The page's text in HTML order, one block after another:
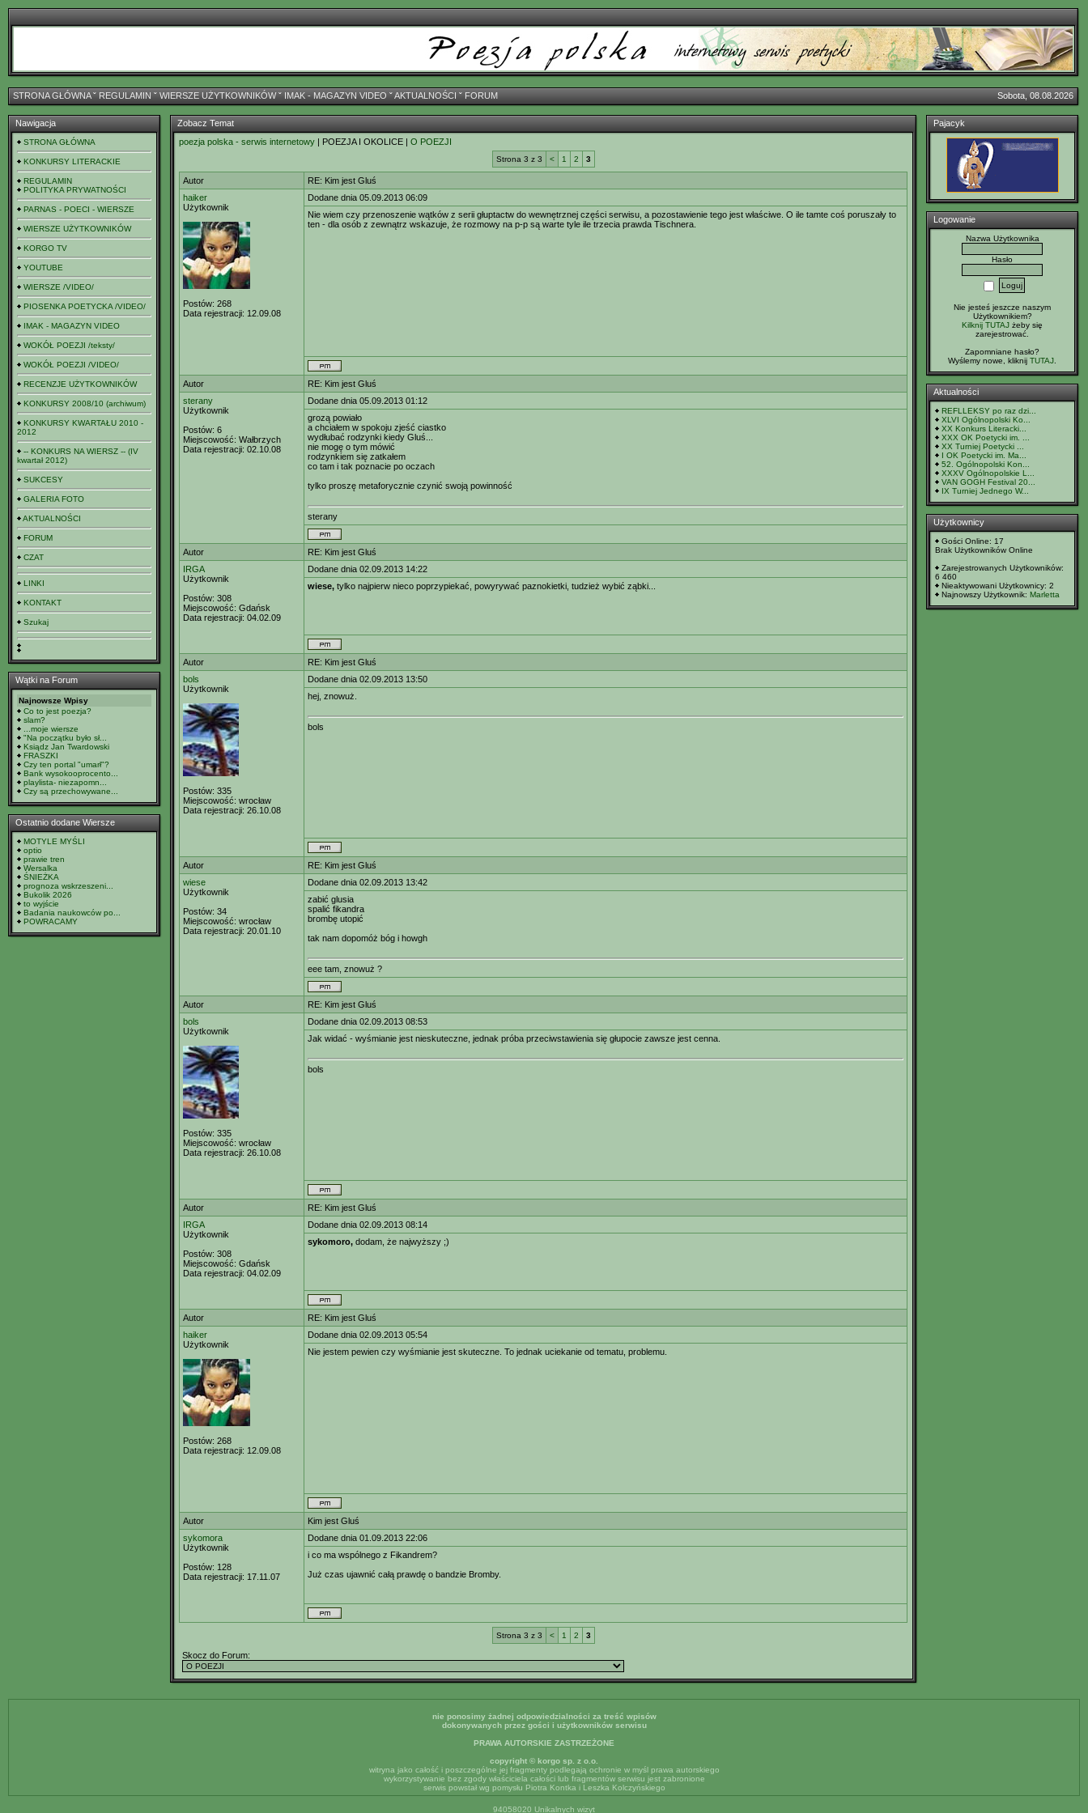
STRONA GŁÓWNAˇ REGULAMIN ˇ WIERSZE UŻYTKOWNIKÓWˇ IMAK - MAGAZYN VIDEO ˇAKTUALNOŚCI ˇ FORUM Sobota, 08.08.2026
Nawigacja
STRONA GŁÓWNA
KONKURSY LITERACKIE
REGULAMIN
POLITYKA PRYWATNOŚCI
PARNAS - POECI - WIERSZE
WIERSZE UŻYTKOWNIKÓW
KORGO TV
YOUTUBE
WIERSZE /VIDEO/
PIOSENKA POETYCKA /VIDEO/
IMAK - MAGAZYN VIDEO
WOKÓŁ POEZJI /teksty/
WOKÓŁ POEZJI /VIDEO/
RECENZJE UŻYTKOWNIKÓW
KONKURSY 2008/10 (archiwum)
KONKURSY KWARTAŁU 2010 -
2012
-- KONKURS NA WIERSZ -- (IV
kwartał 2012)
SUKCESY
GALERIA FOTO
AKTUALNOŚCI
FORUM
CZAT
LINKI
KONTAKT
Szukaj
Wątki na Forum
Najnowsze Wpisy
Co to jest poezja?
slam?
...moje wiersze
"Na początku było sł...
Ksiądz Jan Twardowski
FRASZKI
Czy ten portal "umarł"?
Bank wysokooprocento...
playlista- niezapomn...
Czy są przechowywane...
Ostatnio dodane Wiersze
MOTYLE MYŚLI
optio
prawie tren
Wersalka
ŚNIEŻKA
prognoza wskrzeszeni...
Bukolik 2026
to wyjście
Badania naukowców po...
POWRACAMY
Zobacz Temat
poezja polska - serwis internetowy | POEZJA I OKOLICE | O POEZJI
Strona 3 z 3 < 1 2 3
Autor
RE: Kim jest Gluś
haiker
Użytkownik
Postów: 268
Data rejestracji: 12.09.08
Dodane dnia 05.09.2013 06:09
Nie wiem czy przenoszenie wątków z serii głuptactw do wewnętrznej części serwisu, a pozostawienie tego jest właściwe. O ile tamte coś poruszały to
ten - dla osób z zewnątrz wskazuje, że rozmowy na p-p są warte tyle ile trzecia prawda Tischnera.
Autor
RE: Kim jest Gluś
sterany
Użytkownik
Postów: 6
Miejscowość: Wałbrzych
Data rejestracji: 02.10.08
Dodane dnia 05.09.2013 01:12
grozą powiało
a chciałem w spokoju zjeść ciastko
wydłubać rodzynki kiedy Gluś...
nie mogę o tym mówić
rodzynkiem się zatkałem
co tam i tak poznacie po oczach
tylko proszę metaforycznie czynić swoją powinność
sterany
Autor
RE: Kim jest Gluś
IRGA
Użytkownik
Postów: 308
Miejscowość: Gdańsk
Data rejestracji: 04.02.09
Dodane dnia 02.09.2013 14:22
wiese, tylko najpierw nieco poprzypiekać, powyrywać paznokietki, tudzież wybić ząbki...
Autor
RE: Kim jest Gluś
bols
Użytkownik
Postów: 335
Miejscowość: wrocław
Data rejestracji: 26.10.08
Dodane dnia 02.09.2013 13:50
hej, znowuż.
bols
Autor
RE: Kim jest Gluś
wiese
Użytkownik
Postów: 34
Miejscowość: wrocław
Data rejestracji: 20.01.10
Dodane dnia 02.09.2013 13:42
zabić glusia
spalić fikandra
brombę utopić
tak nam dopomóż bóg i howgh
eee tam, znowuż ?
Autor
RE: Kim jest Gluś
bols
Użytkownik
Postów: 335
Miejscowość: wrocław
Data rejestracji: 26.10.08
Dodane dnia 02.09.2013 08:53
Jak widać - wyśmianie jest nieskuteczne, jednak próba przeciwstawienia się głupocie zawsze jest cenna.
bols
Autor
RE: Kim jest Gluś
IRGA
Użytkownik
Postów: 308
Miejscowość: Gdańsk
Data rejestracji: 04.02.09
Dodane dnia 02.09.2013 08:14
sykomoro, dodam, że najwyższy ;)
Autor
RE: Kim jest Gluś
haiker
Użytkownik
Postów: 268
Data rejestracji: 12.09.08
Dodane dnia 02.09.2013 05:54
Nie jestem pewien czy wyśmianie jest skuteczne. To jednak uciekanie od tematu, problemu.
Autor
Kim jest Gluś
sykomora
Użytkownik
Postów: 128
Data rejestracji: 17.11.07
Dodane dnia 01.09.2013 22:06
i co ma wspólnego z Fikandrem?
Już czas ujawnić całą prawdę o bandzie Bromby.
Strona 3 z 3 < 1 2 3
Skocz do Forum:
Pajacyk
Logowanie
Nazwa Użytkownika
Hasło
Nie jesteś jeszcze naszym
Użytkownikiem?
Kilknij TUTAJ żeby się
zarejestrować.
Zapomniane hasło?
Wyślemy nowe, kliknij TUTAJ
Aktualności
REFLLEKSY po raz dzi...
XLVI Ogólnopolski Ko...
XX Konkurs Literacki...
XXX OK Poetycki im. ...
XX Turniej Poetycki ...
I OK Poetycki im. Ma...
52. Ogólnopolski Kon...
XXXV Ogólnopolskie L...
VAN GOGH Festival 20...
IX Turniej Jednego W...
Użytkownicy
Gości Online: 17
Brak Użytkowników Online
Zarejestrowanych Użytkowników:
6 460
Nieaktywowani Użytkownicy: 2
Najnowszy Użytkownik: Marletta
nie ponosimy żadnej odpowiedzialności za treść wpisów
dokonywanych przez gości i użytkowników serwisu
PRAWA AUTORSKIE ZASTRZEŻONE
copyright © korgo sp. z o.o.
witryna jako całość i poszczególne jej fragmenty podlegają ochronie w myśl prawa autorskiego
wykorzystywanie bez zgody właściciela całości lub fragmentów serwisu jest zabronione
serwis powstał wg pomysłu Piotra Kontka i Leszka Kolczyńskiego
94058020 Unikalnych wizyt